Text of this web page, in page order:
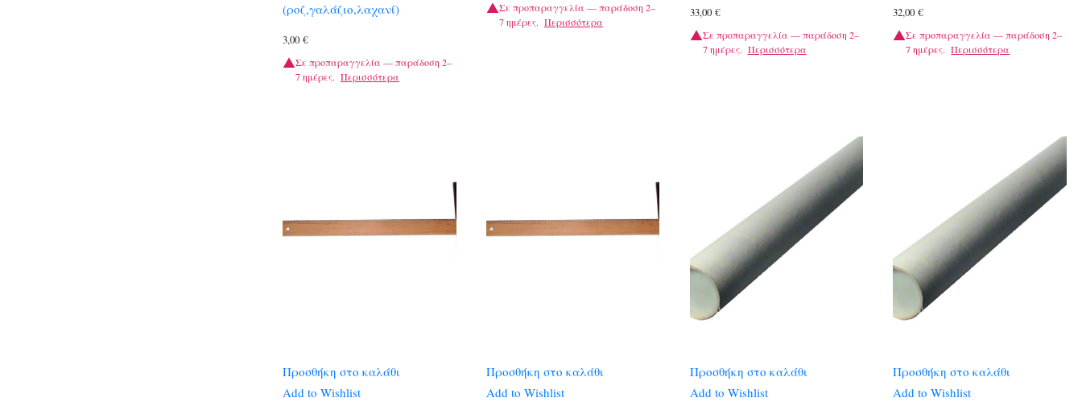
(ροζ,γαλάζιο,λαχανί)
3,00 €
Σε προπαραγγελία — παράδοση 2–
7 ημέρες. Περισσότερα
Σε προπαραγγελία — παράδοση 2–
7 ημέρες. Περισσότερα
33,00 €
Σε προπαραγγελία — παράδοση 2–
7 ημέρες. Περισσότερα
32,00€
Σε προπαραγγελία — παράδοση 2–
7 ημέρες. Περισσότερα
Προσθήκη στο καλάθι
Add to Wishlist
Προσθήκη στο καλάθι
Add to Wishlist
Προσθήκη στο καλάθι
Add to Wishlist
Προσθήκη στο καλάθι
Add to Wishlist